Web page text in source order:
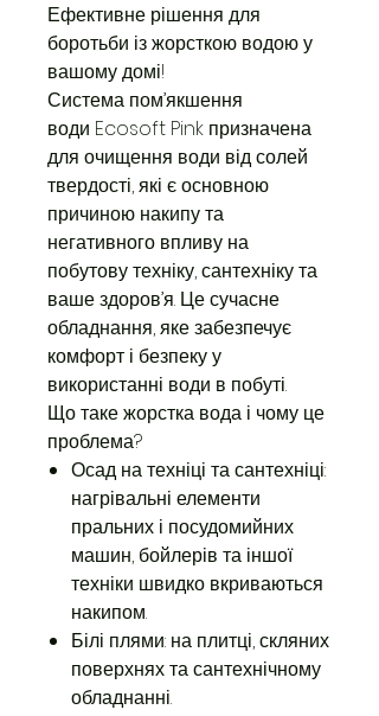
Ефективне рішення для
боротьби із жорсткою водою у
вашому домі!
Система пом’якшення
води Ecosoft Pink призначена
для очищення води від солей
твердості, які є основною
причиною накипу та
негативного впливу на
побутову техніку, сантехніку та
ваше здоров’я. Це сучасне
обладнання, яке забезпечує
комфорт і безпеку у
використанні води в побуті.
Що таке жорстка вода і чому це
проблема?
Осад на техніці та сантехніці:
нагрівальні елементи
пральних і посудомийних
машин, бойлерів та іншої
техніки швидко вкриваються
накипом.
Білі плями: на плитці, скляних
поверхнях та сантехнічному
обладнанні.